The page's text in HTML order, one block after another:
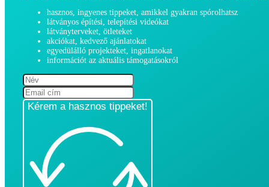
hasznos, ingyenes tippeket, amikkel gyakran spórolhatsz
látványos építési, telepítési videókat
látványterveket, ötleteket
akciókat, kedvező ajánlatokat
egyedülálló projekteket, ingatlanokat
információt az aktuális támogatásokról
Kérem a hasznos tippeket!